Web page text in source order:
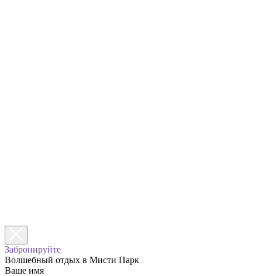
Забронируйте
Волшебный отдых в Мисти Парк
Ваше имя